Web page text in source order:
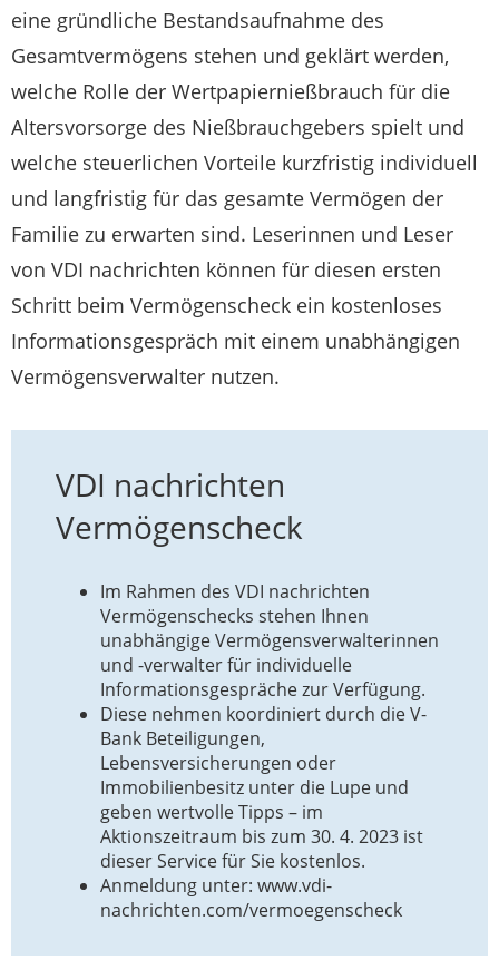
eine gründliche Bestandsaufnahme des
Gesamtvermögens stehen und geklärt werden,
welche Rolle der Wertpapiernießbrauch für die
Altersvorsorge des Nießbrauchgebers spielt und
welche steuerlichen Vorteile kurzfristig individuell
und langfristig für das gesamte Vermögen der
Familie zu erwarten sind. Leserinnen und Leser
von VDI nachrichten können für diesen ersten
Schritt beim Vermögenscheck ein kostenloses
Informationsgespräch mit einem unabhängigen
Vermögensverwalter nutzen.
VDI nachrichten
Vermögenscheck
Im Rahmen des VDI nachrichten
Vermögenschecks stehen Ihnen
unabhängige Vermögensverwalterinnen
und -verwalter für individuelle
Informationsgespräche zur Verfügung.
Diese nehmen koordiniert durch die V-
Bank Beteiligungen,
Lebensversicherungen oder
Immobilienbesitz unter die Lupe und
geben wertvolle Tipps – im
Aktionszeitraum bis zum 30. 4. 2023 ist
dieser Service für Sie kostenlos.
Anmeldung unter: www.vdi-
nachrichten.com/vermoegenscheck